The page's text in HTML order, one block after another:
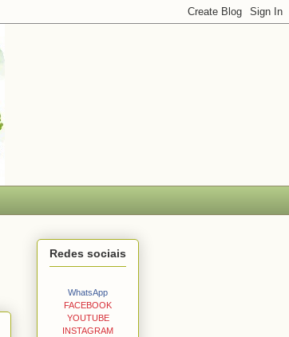
Redes sociais
WhatsApp
FACEBOOK
YOUTUBE
INSTAGRAM